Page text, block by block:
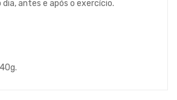
antes e após o exercício.